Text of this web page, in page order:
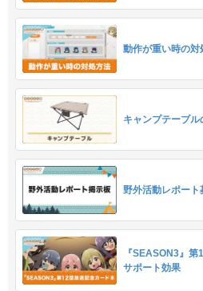
動作が重い時の対
キャンプテーブル
野外活動レポート
『SEASON3』
サポート効果